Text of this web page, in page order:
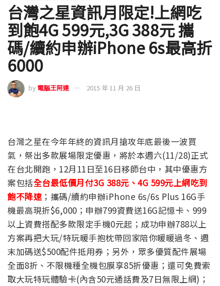
台灣之星資訊月限定!上網吃
到飽4G 599元,3G 388元 攜
碼/續約申辦iPhone 6s最高折
6000
by 電腦王阿達 2015 年 11 月 26 日
台灣之星在今年年終的資訊月搶攻年底最後一波買
氣，祭出多款展場限定優惠，將於本週六(11/28)正式
在台北開跑，12月11日至16日移師台中，其中優惠方
案包括全台最低價月付3G 388元、4G 599元上網吃到
飽不降速；攜碼/續約申辦iPhone 6s/6s Plus 16G手
機最高現折$6,000；申辦799資費送16G記憶卡、999
以上資費搭配多款限定手機0元起；成功申辦788以上
方案再把大玩/特玩暖手抱枕帶回家陪你暖暖過冬、週
末加碼送$500配件抵用券；另外，眾多優質配件展場
全面8折、不限機種全機包膜享85折優惠；還可免費索
取大玩特玩體驗卡(內含50元通話費及7日無限上網)；